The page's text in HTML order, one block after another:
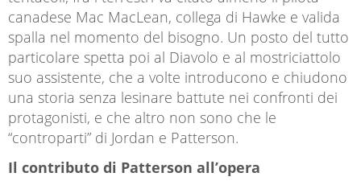
canadese Mac MacLean, collega di Hawke e valida
spalla nel momento del bisogno. Un posto del tutto
particolare spetta poi al Diavolo e al mostriciattolo
suo assistente, che a volte introducono e chiudono
una storia senza lesinare battute nei confronti dei
protagonisti, e che altro non sono che le
“controparti” di Jordan e Patterson.
Il contributo di Patterson all’opera